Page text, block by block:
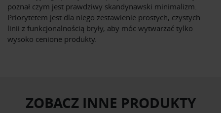
poznał czym jest prawdziwy skandynawski minimalizm.
Priorytetem jest dla niego zestawienie prostych, czystych
linii z funkcjonalnością bryły, aby móc wytwarzać tylko
wysoko cenione produkty.
ZOBACZ INNE PRODUKTY